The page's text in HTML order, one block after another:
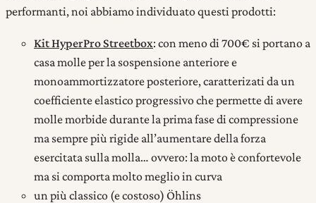
performanti, noi abbiamo individuato questi prodotti:
Kit HyperPro Streetbox: con meno di 700€ si portano a
casa molle per la sospensione anteriore e
monoammortizzatore posteriore, caratterizati da un
coefficiente elastico progressivo che permette di avere
molle morbide durante la prima fase di compressione
ma sempre più rigide all’aumentare della forza
esercitata sulla molla… ovvero: la moto è confortevole
ma si comporta molto meglio in curva
un più classico (e costoso) Öhlins